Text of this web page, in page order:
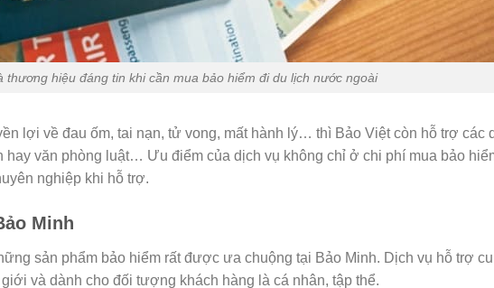
thương hiệu đáng tin khi cần mua bảo hiểm đi du lịch nước ngoài
lợi về đau ốm, tai nạn, tử vong, mất hành lý… thì Bảo Việt còn hỗ trợ các
hay văn phòng luật… Ưu điểm của dịch vụ không chỉ ở chi phí mua bảo
nghiệp khi hỗ trợ.
Minh
sản phẩm bảo hiểm rất được ưa chuộng tại Bảo Minh. Dịch vụ hỗ trợ
và dành cho đối tượng khách hàng là cá nhân, tập thể.